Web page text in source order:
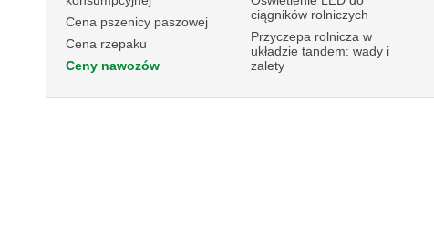
Cena pszenicy paszowej
Cena rzepaku
Ceny nawozów
ciągników rolniczych
Przyczepa rolnicza w
układzie tandem: wady i
zalety